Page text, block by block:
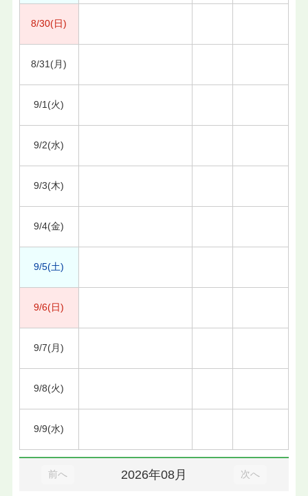
8/30(日)
8/31(月)
9/1(火)
9/2(水)
9/3(木)
9/4(金)
9/5(土)
9/6(日)
9/7(月)
9/8(火)
9/9(水)
前へ 2026年08月 次へ